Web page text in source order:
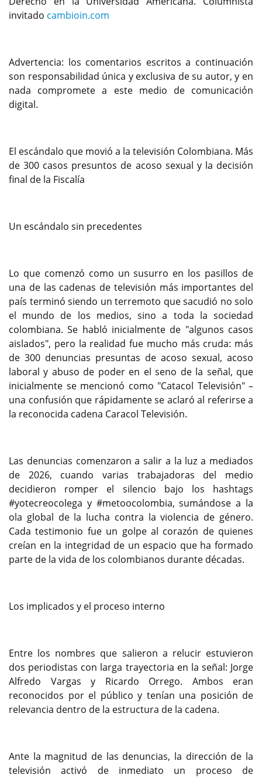
invitado cambioin.com
Advertencia: los comentarios escritos a continuación
son responsabilidad única y exclusiva de su autor, y en
nada compromete a este medio de comunicación
digital.
El escándalo que movió a la televisión Colombiana. Más
de 300 casos presuntos de acoso sexual y la decisión
final de la Fiscalía
Un escándalo sin precedentes
Lo que comenzó como un susurro en los pasillos de
una de las cadenas de televisión más importantes del
país terminó siendo un terremoto que sacudió no solo
el mundo de los medios, sino a toda la sociedad
colombiana. Se habló inicialmente de "algunos casos
aislados", pero la realidad fue mucho más cruda: más
de 300 denuncias presuntas de acoso sexual, acoso
laboral y abuso de poder en el seno de la señal, que
inicialmente se mencionó como "Catacol Televisión" –
una confusión que rápidamente se aclaró al referirse a
la reconocida cadena Caracol Televisión.
Las denuncias comenzaron a salir a la luz a mediados
de 2026, cuando varias trabajadoras del medio
decidieron romper el silencio bajo los hashtags
#yotecreocolega y #metoocolombia, sumándose a la
ola global de la lucha contra la violencia de género.
Cada testimonio fue un golpe al corazón de quienes
creían en la integridad de un espacio que ha formado
parte de la vida de los colombianos durante décadas.
Los implicados y el proceso interno
Entre los nombres que salieron a relucir estuvieron
dos periodistas con larga trayectoria en la señal: Jorge
Alfredo Vargas y Ricardo Orrego. Ambos eran
reconocidos por el público y tenían una posición de
relevancia dentro de la estructura de la cadena.
Ante la magnitud de las denuncias, la dirección de la
televisión activó de inmediato un proceso de